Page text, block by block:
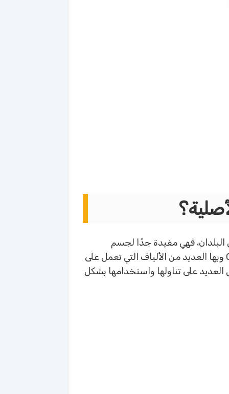
فهي مفيدة جدًا لجسم
الإنسان، وتضم العديد من العناصر مثل الفوسفور والكالسيوم والماغنسيوم وفيتامين A وتحتوي على Omega 3 وبها العديد من الألياف التي تعمل على
على تناولها واستخدامها بشكل